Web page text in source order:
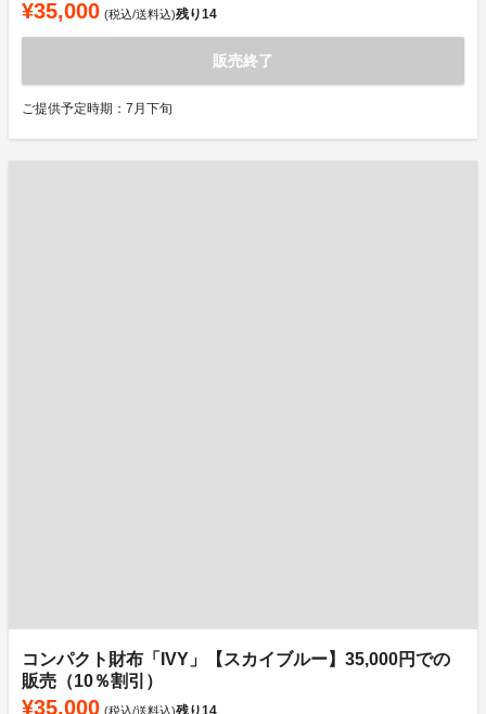
¥35,000 (税込/送料込)残り14
販売終了
ご提供予定時期：7月下旬
コンパクト財布「IVY」【スカイブルー】35,000円での
販売（10％割引）
¥35,000 (税込/送料込)残り14